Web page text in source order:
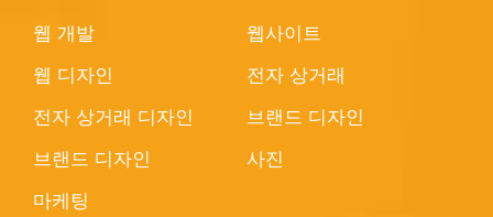
웹 개발
웹 디자인
전자 상거래 디자인
브랜드 디자인
마케팅
웹사이트
전자 상거래
브랜드 디자인
사진